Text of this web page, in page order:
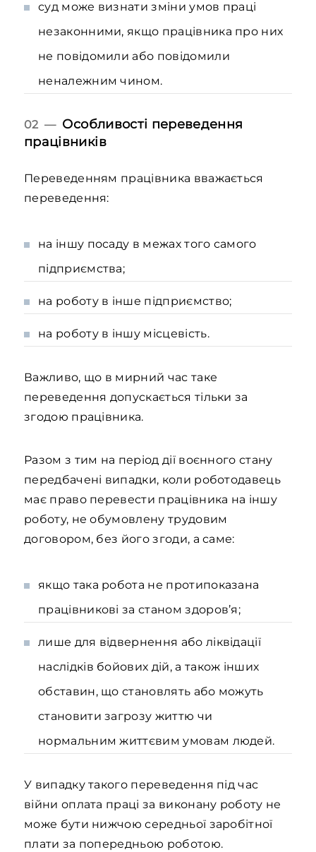
суд може визнати зміни умов праці
незаконними, якщо працівника про них
не повідомили або повідомили
неналежним чином.
02 — Особливості переведення
працівників
Переведенням працівника вважається
переведення:
на іншу посаду в межах того самого
підприємства;
на роботу в інше підприємство;
на роботу в іншу місцевість.
Важливо, що в мирний час таке
переведення допускається тільки за
згодою працівника.
Разом з тим на період дії воєнного стану
передбачені випадки, коли роботодавець
має право перевести працівника на іншу
роботу, не обумовлену трудовим
договором, без його згоди, а саме:
якщо така робота не протипоказана
працівникові за станом здоров’я;
лише для відвернення або ліквідації
наслідків бойових дій, а також інших
обставин, що становлять або можуть
становити загрозу життю чи
нормальним життєвим умовам людей.
У випадку такого переведення під час
війни оплата праці за виконану роботу не
може бути нижчою середньої заробітної
плати за попередньою роботою.